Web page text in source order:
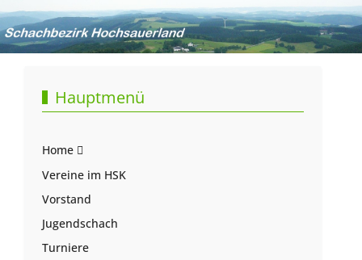
Hauptmenü
Home
Vereine im HSK
Vorstand
Jugendschach
Turniere